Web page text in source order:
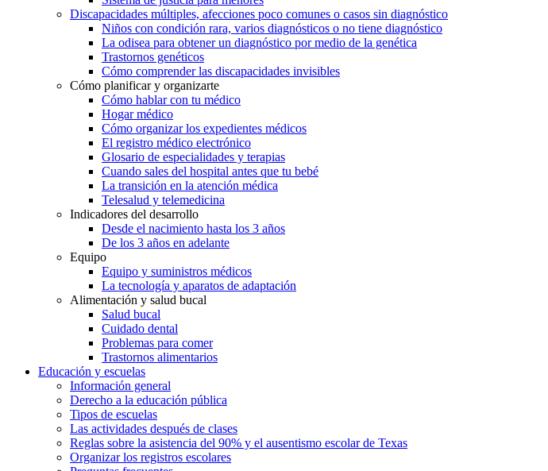
Discapacidades múltiples, afecciones poco comunes o casos sin diagnóstico
Niños con condición rara, varios diagnósticos o no tiene diagnóstico
La odisea para obtener un diagnóstico por medio de la genética
Trastornos genéticos
Cómo comprender las discapacidades invisibles
Cómo planificar y organizarte
Cómo hablar con tu médico
Hogar médico
Cómo organizar los expedientes médicos
El registro médico electrónico
Glosario de especialidades y terapias
Cuando sales del hospital antes que tu bebé
La transición en la atención médica
Telesalud y telemedicina
Indicadores del desarrollo
Desde el nacimiento hasta los 3 años
De los 3 años en adelante
Equipo
Equipo y suministros médicos
La tecnología y aparatos de adaptación
Alimentación y salud bucal
Salud bucal
Cuidado dental
Problemas para comer
Trastornos alimentarios
Educación y escuelas
Información general
Derecho a la educación pública
Tipos de escuelas
Las actividades después de clases
Reglas sobre la asistencia del 90% y el ausentismo escolar de Texas
Organizar los registros escolares